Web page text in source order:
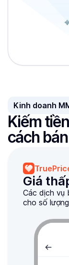
Kinh doanh
Kiếm
cách
Giá
Các dịch vụ
cho số